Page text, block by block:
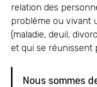
relation des
problème ou vivant
(maladie, deuil,
et qui se réunissent
Nous sommes